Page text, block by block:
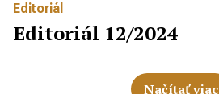
Editoriál
Editoriál 12/2024
Načítať viac